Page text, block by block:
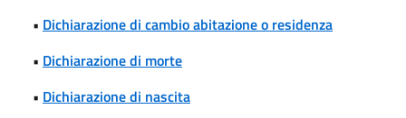
• Dichiarazione di cambio abitazione o residenza
• Dichiarazione di morte
• Dichiarazione di nascita